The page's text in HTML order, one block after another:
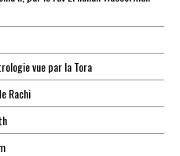
vue par la Tora
Rachi